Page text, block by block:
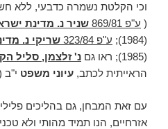
וכי הקלטת נשמרה כדבעי, ללא
( ע"פ 869/81 שניר נ. מדינת
(1984);
ע"פ 323/84 שריקי נ.
(1985); ראו גם
נ' זלצמן, סליל
הראייתית לכתב, עיוני משפט י"ב (1987)
עם זאת המבחן, גם בהליכים
אזרחיים, הנו תמיד מהותי ולא